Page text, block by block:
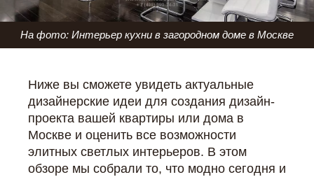
На фото: Интерьер кухни в загородном доме в Москве
Ниже вы сможете увидеть актуальные
дизайнерские идеи для создания дизайн-
проекта вашей квартиры или дома в
Москве и оценить все возможности
элитных светлых интерьеров. В этом
обзоре мы собрали то, что модно сегодня и